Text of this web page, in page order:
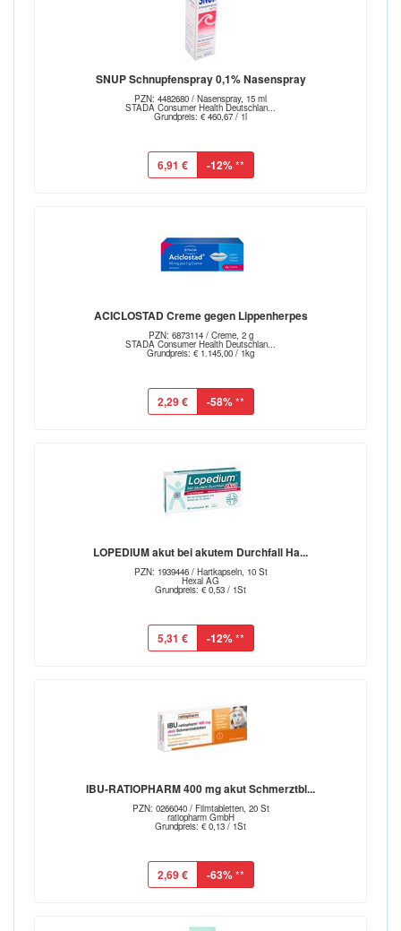
SNUP Schnupfenspray 0,1% Nasenspray
PZN: 4482680 / Nasenspray, 15 ml
STADA Consumer Health Deutschlan...
Grundpreis: € 460,67 / 1l
6,91 € -12%**
ACICLOSTAD Creme gegen Lippenherpes
PZN: 6873114 / Creme, 2 g
STADA Consumer Health Deutschlan...
Grundpreis: € 1.145,00 / 1kg
2,29 € -58%**
LOPEDIUM akut bei akutem Durchfall Ha...
PZN: 1939446 / Hartkapseln, 10 St
Hexal AG
Grundpreis: € 0,53 / 1St
5,31 € -12%**
IBU-RATIOPHARM 400 mg akut Schmerztbl...
PZN: 0266040 / Filmtabletten, 20 St
ratiopharm GmbH
Grundpreis: € 0,13 / 1St
2,69 € -63%**